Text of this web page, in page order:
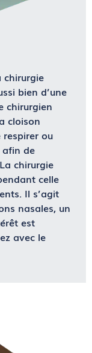
chirurgie
bien d’une
chirurgien
cloison
ou
afin de
chirurgie
celle
Il s’agit
nasales, un
est
avec le